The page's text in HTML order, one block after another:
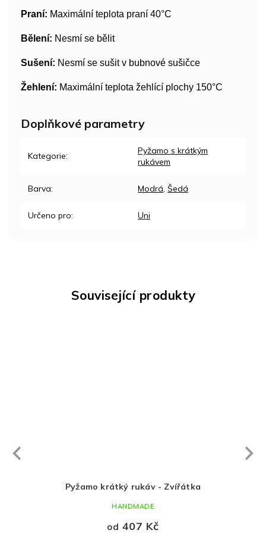
Související produkty
Pyžamo krátký rukáv - Zvířátka
od 407 Kč
HANDMADE
Next
Praní: Maximální teplota praní 40°C
Bělení: Nesmí se bělit
Sušení: Nesmí se sušit v bubnové sušičce
Žehlení: Maximální teplota žehlící plochy 150°C
Doplňkové parametry
Kategorie:
Pyžamo s krátkým
rukávem
Barva: Modrá, Šedá
Určeno pro: Uni